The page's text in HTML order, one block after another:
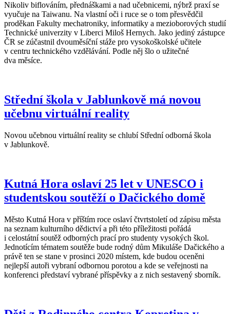
Nikoliv biflováním, přednáškami a nad učebnicemi, nýbrž praxí se
vyučuje na Taiwanu. Na vlastní oči i ruce se o tom přesvědčil
proděkan Fakulty mechatroniky, informatiky a mezioborových studií
Technické univerzity v Liberci Miloš Hernych. Jako jediný zástupce
ČR se zúčastnil dvouměsíční stáže pro vysokoškolské učitele
v centru technického vzdělávání. Podle něj šlo o užitečné
dva měsíce.
Střední škola v Jablunkově má novou
učebnu virtuální reality
Novou učebnou virtuální reality se chlubí Střední odborná škola
v Jablunkově.
Kutná Hora oslaví 25 let v UNESCO i
studentskou soutěží o Dačického domě
Město Kutná Hora v příštím roce oslaví čtvrtstoletí od zápisu města
na seznam kulturního dědictví a při této příležitosti pořádá
i celostátní soutěž odborných prací pro studenty vysokých škol.
Jednotícím tématem soutěže bude rodný dům Mikuláše Dačického a
právě ten se stane v prosinci 2020 místem, kde budou oceněni
nejlepší autoři vybraní odbornou porotou a kde se veřejnosti na
konferenci představí vybrané příspěvky a z nich sestavený sborník.